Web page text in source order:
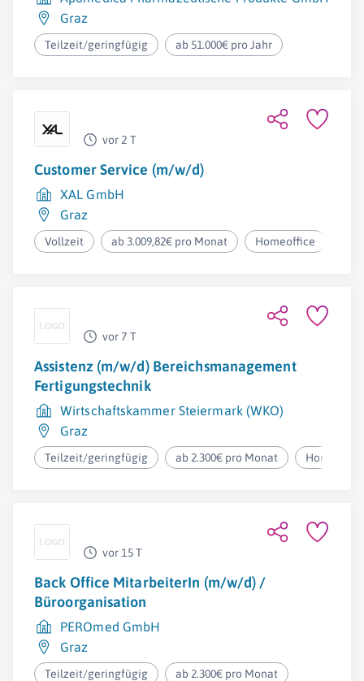
Graz
Teilzeit/geringfügig ab 51.000€ pro Jahr
vor 2 T
Customer Service (m/w/d)
XAL GmbH
Graz
Vollzeit ab 3.009,82€ pro Monat Homeoffice
vor 7 T
Assistenz (m/w/d) Bereichsmanagement
Fertigungstechnik
Wirtschaftskammer Steiermark (WKO)
Graz
Teilzeit/geringfügig ab 2.300€ pro Monat
vor 15 T
Back Office MitarbeiterIn (m/w/d) /
Büroorganisation
PEROmed GmbH
Graz
Teilzeit/geringfügig ab 2.300€ pro Monat